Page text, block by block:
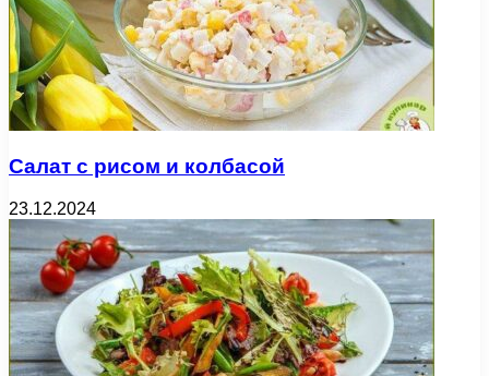
Салат с рисом и колбасой
23.12.2024